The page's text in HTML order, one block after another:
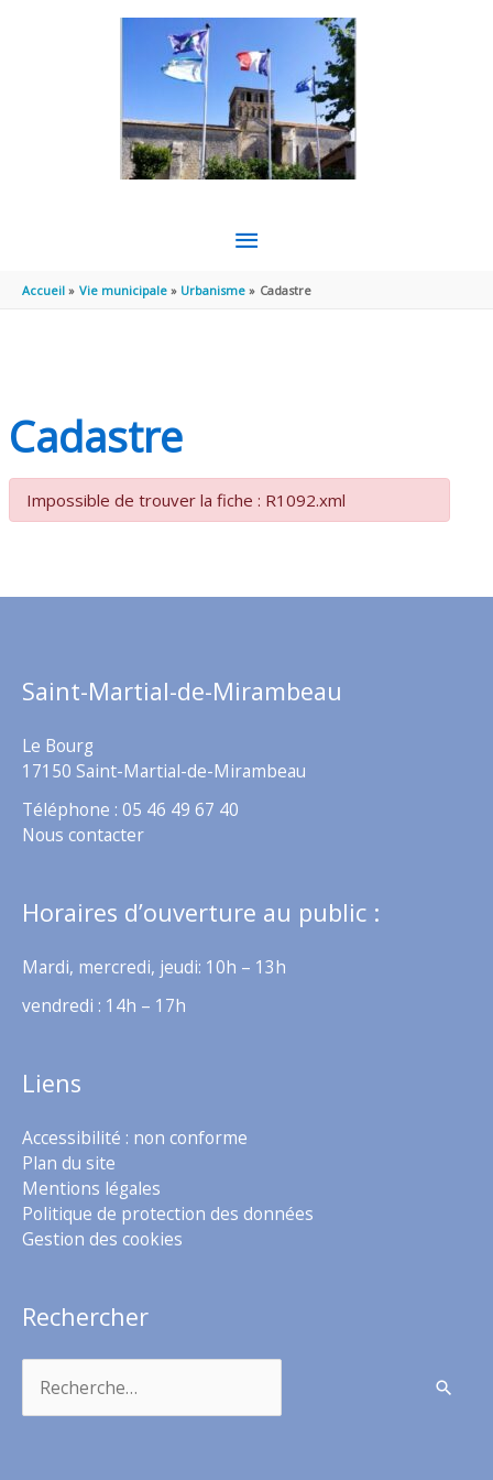
MENU
PRINCIPAL
Accueil Vie municipale Urbanisme Cadastre
Cadastre
Impossible de trouver la fiche : R1092.xml
Saint-Martial-de-Mirambeau
Le Bourg
17150 Saint-Martial-de-Mirambeau
Téléphone : 05 46 49 67 40
Nous contacter
Horaires d’ouverture au public :
Mardi, mercredi, jeudi: 10h – 13h
vendredi : 14h – 17h
Liens
Accessibilité : non conforme
Plan du site
Mentions légales
Politique de protection des données
Gestion des cookies
Rechercher